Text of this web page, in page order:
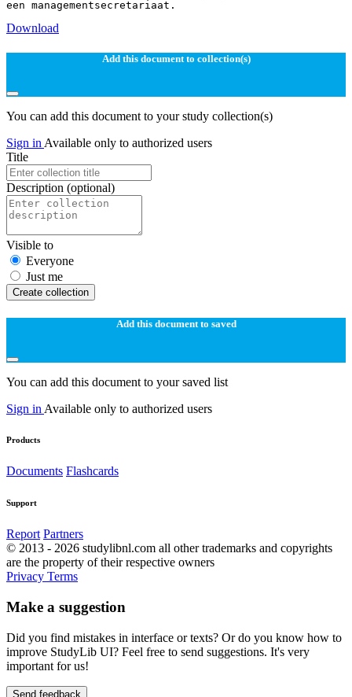
Download
Add this document to collection(s)
You can add this document to your study collection(s)
Sign in Available only to authorized users
Title
Description (optional)
Visible to
Everyone
Just me
Create collection
Add this document to saved
You can add this document to your saved list
Sign in Available only to authorized users
Products
Documents Flashcards
Support
Report Partners
© 2013 - 2026 studylibnl.com all other trademarks and copyrights
are the property of their respective owners
Privacy Terms
Make a suggestion
Did you find mistakes in interface or texts? Or do you know how to
improve StudyLib UI? Feel free to send suggestions. It's very
important for us!
Send feedback